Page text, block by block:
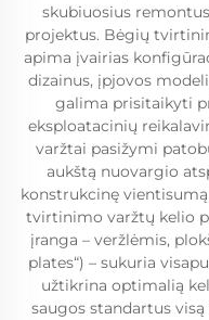
skubiuosius
projektus. Bėgių
apima įvairias
dizainus, įpjovos
galima prisitaikyti
eksploatacinių
varžtai pasižymi
aukštą nuovargio
konstrukcinę
tvirtinimo varžtų kelio
įranga – veržlėmis,
plates“) – sukuria
užtikrina optimalią
saugos standartus